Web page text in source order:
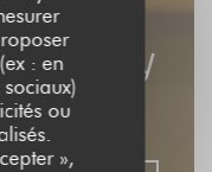
: en
ou
»,
Buay
|PARIS